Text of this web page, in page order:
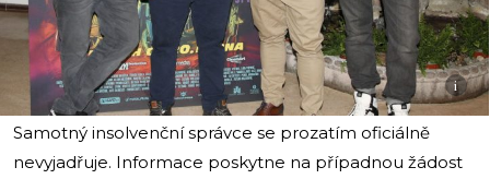
i
Samotný insolvenční správce se prozatím oficiálně
nevyjadřuje. Informace poskytne na případnou žádost